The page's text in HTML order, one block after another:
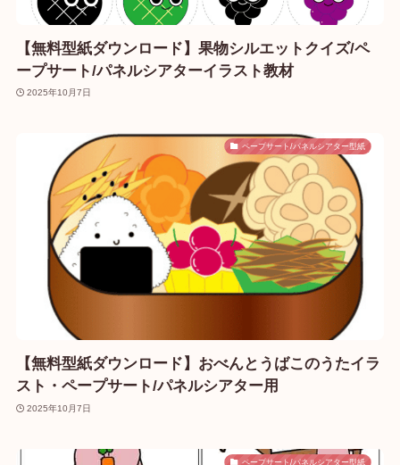
【無料型紙ダウンロード】果物シルエットクイズ/ペ
ープサート/パネルシアターイラスト教材
2025年10月7日
ペープサート/パネルシアター型紙
【無料型紙ダウンロード】おべんとうばこのうたイラ
スト・ペープサート/パネルシアター用
2025年10月7日
ペープサート/パネルシアター型紙